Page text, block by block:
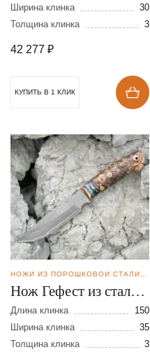
CPM REX 121
Ширина клинка
30
Толщина клинка
3
42 277 ₽
КУПИТЬ В 1 КЛИК
Нож Гефест из стали
CPM REX 121 в
нержавеющих
обкладках
Длина клинка
150
Ширина клинка
35
Толщина клинка
3